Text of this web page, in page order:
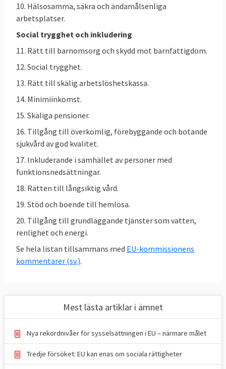
sysselsättningsgrad ska EU enligt
handlingsplanen sträva efter följande:
Minst halvera skillnaden i sysselsättning
mellan kvinnor och män jämfört med
2019. 2019 var skillnaden mellan mäns
högre sysselsättningsgrad och kvinnors
lägre (män 78,9% - kvinnor 67,2) minus
ligger på en skillnad på högst – 5,9
procent, se tabell 2.
​Öka utbudet av formell
förskoleverksamhet och barnomsorg till
96 procent av alla barn från tre års ålder
senast 2030, för att göra det lättare att
förena arbete och privatliv, se tabell 3.
Minska andelen NEET, unga som varken
arbetar eller studerar i åldern 15–29 år
från 12,6 % (2019) till 9 %, se tabell 4.
SYSSELSÄTTNING
2025
Skillnad mellan
män och kvinnor,
till kvinnors
nackdel
högst -
5,9
procent
– 9,6
%
– 3,9
%
10. Hälsosamma, säkra och ändamålsenliga
arbetsplatser.
Social trygghet och inkludering
11. Rätt till barnomsorg och skydd mot barnfattigdom.
12. Social trygghet.
13. Rätt till skälig arbetslöshetskassa.
14. Minimiinkomst.
15. Skäliga pensioner.
16. Tillgång till överkomlig, förebyggande och botande
sjukvård av god kvalitet.
17. Inkluderande i samhället av personer med
funktionsnedsättningar.
18. Rätten till långsiktig vård.
19. Stöd och boende till hemlösa.
20. Tillgång till grundläggande tjänster som vatten,
renlighet och energi.
Se hela listan tillsammans med EU-kommissionens
kommentarer (sv.).
Mest lästa artiklar i ämnet
Nya rekordnivåer för sysselsättningen i EU – närmare målet
Tredje försöket: EU kan enas om sociala rättigheter